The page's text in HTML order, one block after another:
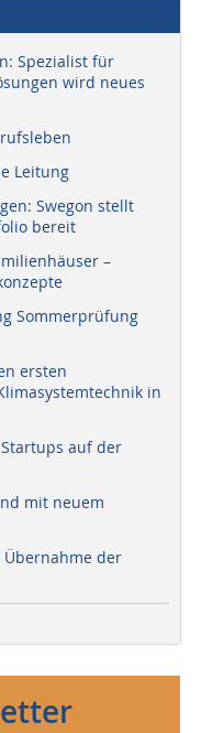
Spezialist für
wird neues
Leitung
Swegon stellt
bereit
–
Sommerprüfung
ersten
in
auf der
mit neuem
Übernahme der